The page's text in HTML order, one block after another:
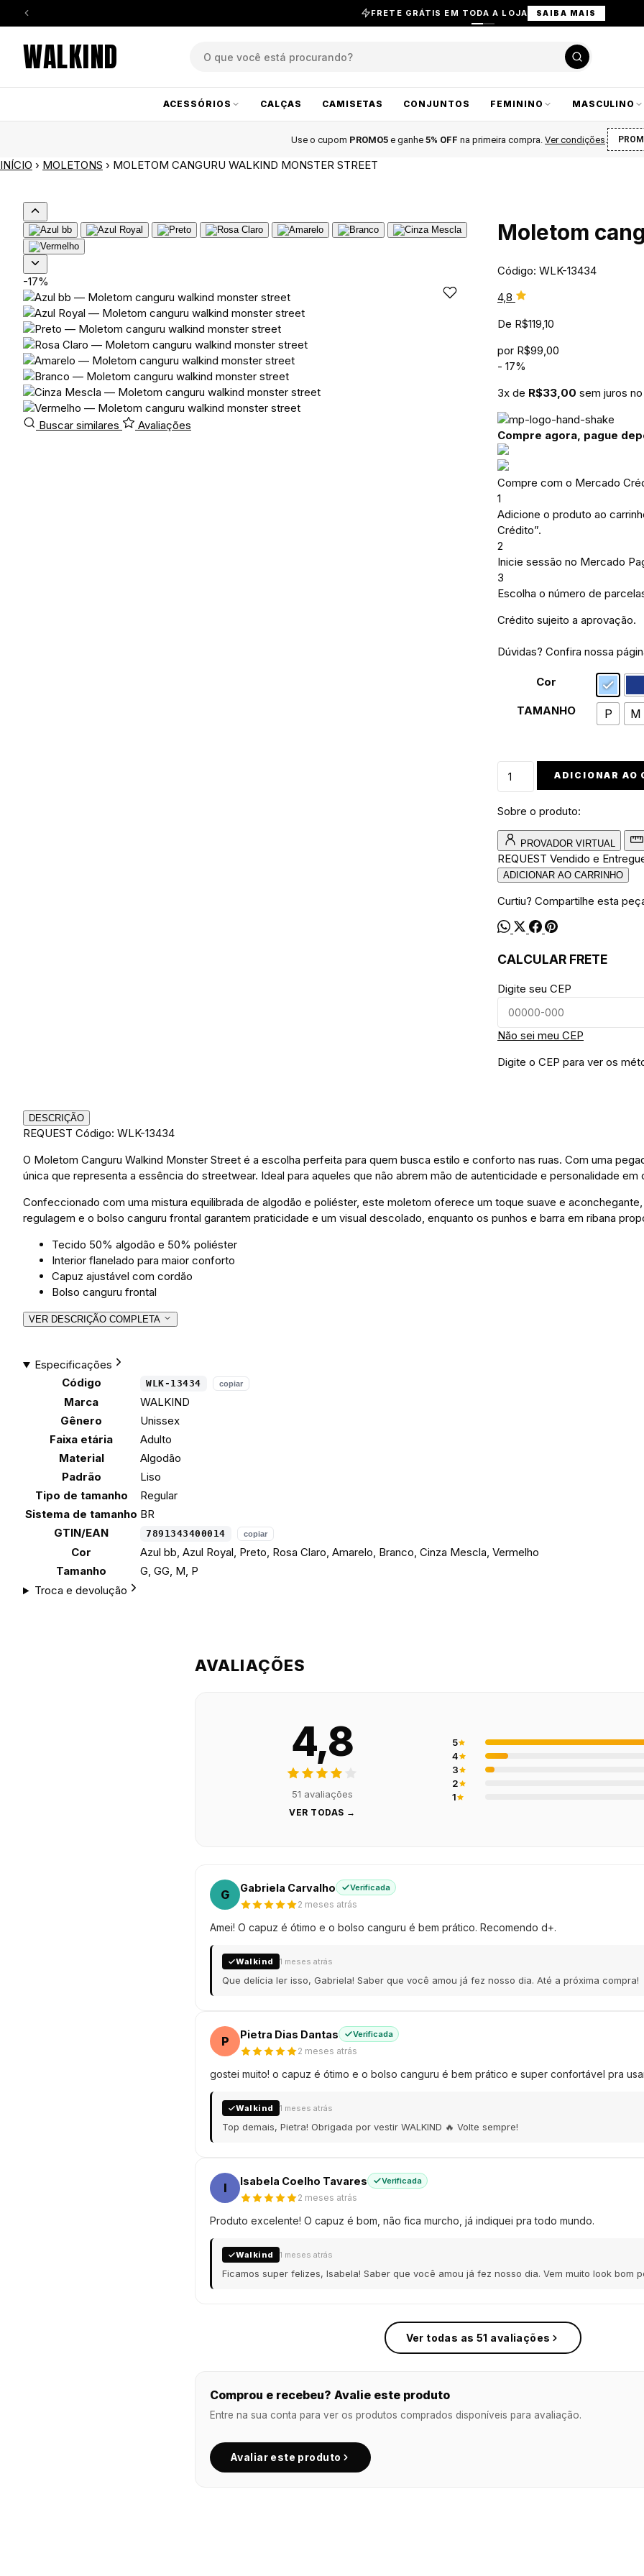
FRETE GRÁTIS EM TODA A LOJA SAIBA MAIS
WALKIND
ACESSÓRIOS CALÇAS CAMISETAS CONJUNTOS FEMININO MASCULINO
Use o cupom PROMO5 e ganhe 5% OFF na primeira compra Ver condições
INÍCIO › MOLETONS › MOLETOM CANGURU WALKIND MONSTER STREET
-17%
Buscar similares Avaliações
Moletom
Código: WLK-13434
4,8
De R$119,10
por R$99,00
- 17%
3x de R$33,00 sem juros
Compre agora, pague
Compre com o Mercado
1
Adicione o produto ao
Crédito”.
2
Inicie sessão no Mercado
3
Escolha o número de
Crédito sujeito a aprovação.
Dúvidas? Confira nossa
Cor
TAMANHO P M
canguru
monster
street
quantidade
ADICIONAR AO
Sobre o produto:
PROVADOR VIRTUAL
REQUEST Vendido e
ADICIONAR AO CARRINHO
Curtiu? Compartilhe esta
CALCULAR FRETE
Digite seu CEP
Não sei meu CEP
Digite o CEP para ver os
DESCRIÇÃO
REQUEST Código: WLK-13434
O Moletom Canguru Walkind Monster Street é a escolha perfeita para quem busca estilo e conforto nas ruas. Com uma
única que representa a essência do streetwear. Ideal para aqueles que não abrem mão de autenticidade e personalidade em
Confeccionado com uma mistura equilibrada de algodão e poliéster, este moletom oferece um toque suave e
regulagem e o bolso canguru frontal garantem praticidade e um visual descolado, enquanto os punhos e barra em ribana
Tecido 50% algodão e 50% poliéster
Interior flanelado para maior conforto
Capuz ajustável com cordão
Bolso canguru frontal
VER DESCRIÇÃO COMPLETA
Especificações
Código
WLK-13434 copiar
Marca
WALKIND
Gênero
Unissex
Faixa etária
Adulto
Material
Algodão
Padrão
Liso
Tipo de tamanho
Regular
Sistema de tamanho BR
GTIN/EAN
7891343400014 copiar
Cor
Azul bb, Azul Royal, Preto, Rosa Claro, Amarelo, Branco, Cinza Mescla, Vermelho
Tamanho
G, GG, M, P
Troca e devolução
AVALIAÇÕES
4,8
51 avaliações
VER TODAS →
5
4
3
2
1
G Gabriela Carvalho Verificada
2 meses atrás
Amei! O capuz é ótimo e o bolso canguru é bem prático. Recomendo d+.
Walkind 1 meses atrás
Que delícia ler isso, Gabriela! Saber que você amou já fez nosso dia. Até a próxima compra!
P Pietra Dias Dantas Verificada
2 meses atrás
gostei muito! o capuz é ótimo e o bolso canguru é bem prático e super confortável pra
Walkind 1 meses atrás
Top demais, Pietra! Obrigada por vestir WALKIND 🔥 Volte sempre!
I Isabela Coelho Tavares Verificada
2 meses atrás
Produto excelente! O capuz é bom, não fica murcho, já indiquei pra todo mundo.
Walkind 1 meses atrás
Ficamos super felizes, Isabela! Saber que você amou já fez nosso dia. Vem muito look bom
Ver todas as 51 avaliações
Comprou e recebeu? Avalie este produto
Entre na sua conta para ver os produtos comprados disponíveis para avaliação.
Avaliar este produto